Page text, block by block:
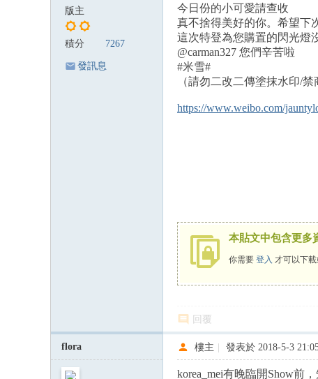
版主
積分 7267
發訊息
今日份的小可愛請查收️
真不捨得美好的你。希望下
這次特登為您購置的閃光燈
@carman327 您們辛苦啦️
#米雪#
（請勿二改二傳塗抹水印/
https://www.weibo.com/
本貼文中包含更多
你需要 登入 才可以下
回覆
flora 樓主 發表於 2018-5-3
korea_mei有晚臨開Show前